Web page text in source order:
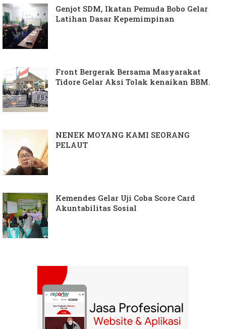
Genjot SDM, Ikatan Pemuda Bobo Gelar
Latihan Dasar Kepemimpinan
Front Bergerak Bersama Masyarakat
Tidore Gelar Aksi Tolak kenaikan BBM.
NENEK MOYANG KAMI SEORANG
PELAUT
Kemendes Gelar Uji Coba Score Card
Akuntabilitas Sosial